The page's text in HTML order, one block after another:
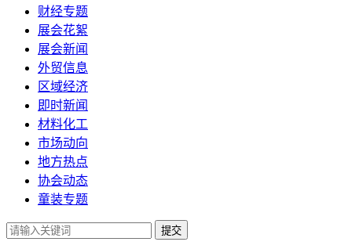
财经专题
展会花絮
展会新闻
外贸信息
区域经济
即时新闻
材料化工
市场动向
地方热点
协会动态
童装专题
提交